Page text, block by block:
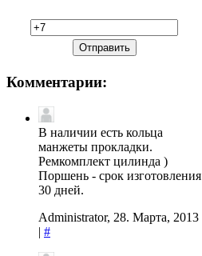
Комментарии:
В наличии есть кольца
манжеты прокладки.
Ремкомплект цилинда )
Поршень - срок изготовления
30 дней.
Administrator, 28. Марта, 2013
| #